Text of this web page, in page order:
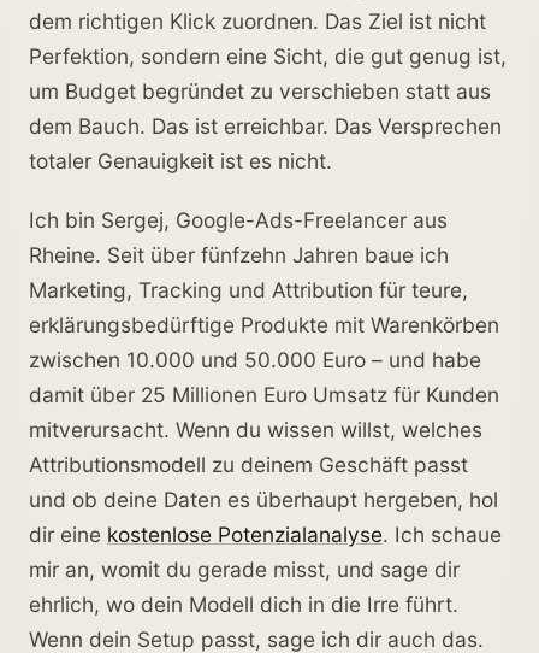
dem richtigen Klick zuordnen. Das Ziel ist nicht
Perfektion, sondern eine Sicht, die gut genug ist,
um Budget begründet zu verschieben statt aus
dem Bauch. Das ist erreichbar. Das Versprechen
totaler Genauigkeit ist es nicht.
Ich bin Sergej, Google-Ads-Freelancer aus
Rheine. Seit über fünfzehn Jahren baue ich
Marketing, Tracking und Attribution für teure,
erklärungsbedürftige Produkte mit Warenkörben
zwischen 10.000 und 50.000 Euro – und habe
damit über 25 Millionen Euro Umsatz für Kunden
mitverursacht. Wenn du wissen willst, welches
Attributionsmodell zu deinem Geschäft passt
und ob deine Daten es überhaupt hergeben, hol
dir eine kostenlose Potenzialanalyse. Ich schaue
mir an, womit du gerade misst, und sage dir
ehrlich, wo dein Modell dich in die Irre führt.
Wenn dein Setup passt, sage ich dir auch das.